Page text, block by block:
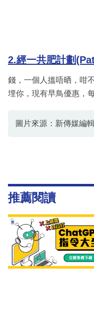
2.經一共肥計劃
錢，一個人搵唔晒，咁
埋你，現有早鳥優惠，
圖片來源：新傳媒編
推薦閱讀